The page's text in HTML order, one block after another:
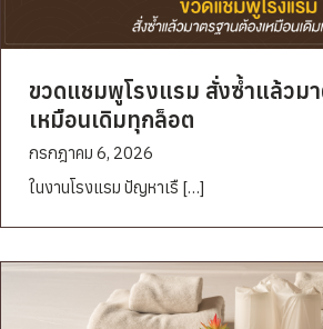
ขวดแชมพูโรงแรม สั่งซ้ำแล้วม
เหมือนเดิมทุกล็อต
กรกฎาคม 6, 2026
ในงานโรงแรม ปัญหาเรื […]